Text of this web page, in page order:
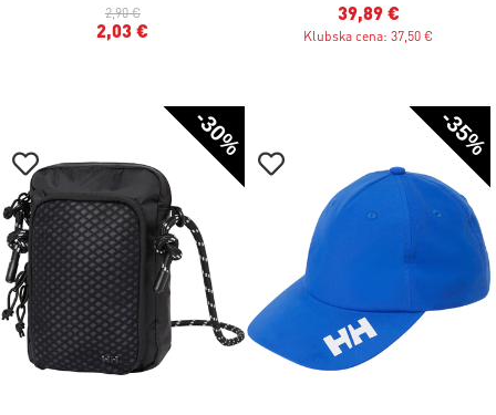
2,90 €
2,03 €
39,89 €
Klubska cena: 37,50 €
-30% -35%